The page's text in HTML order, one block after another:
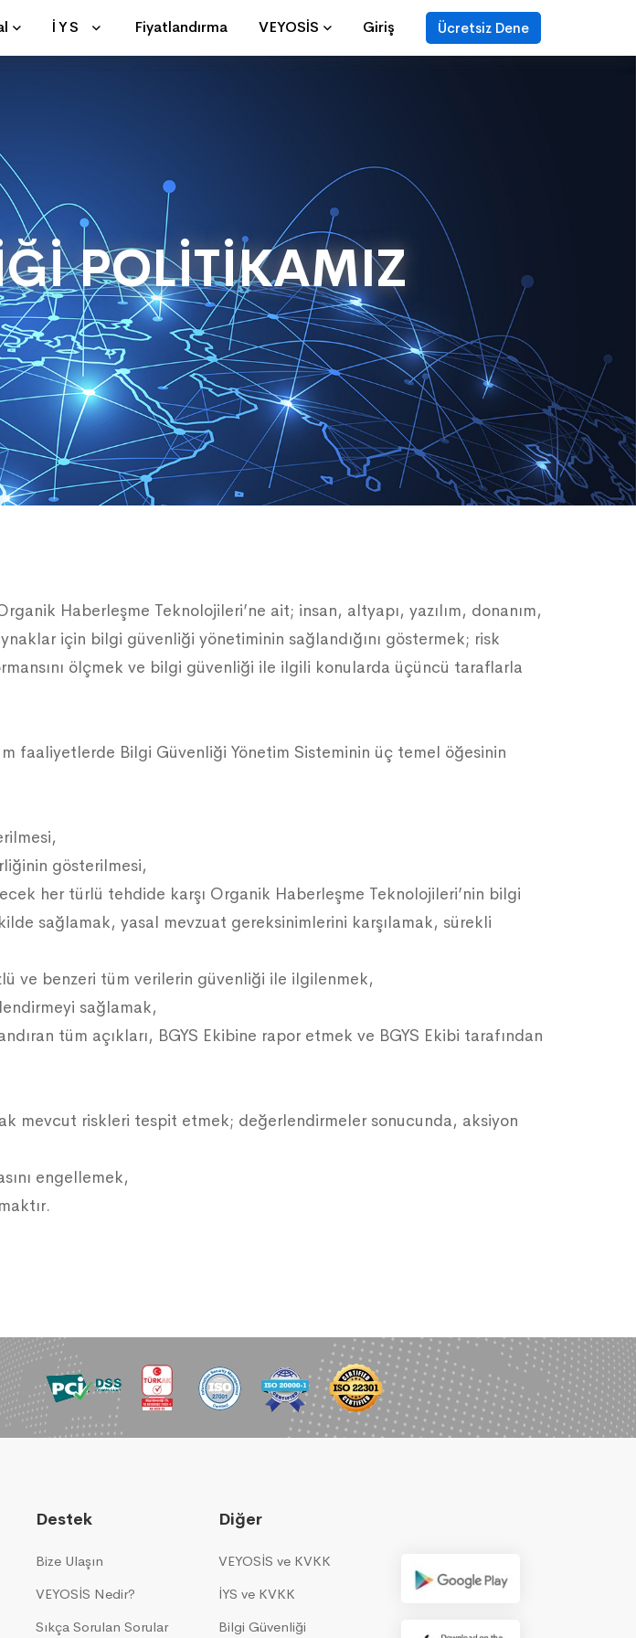
İYS Fiyatlandırma VEYOSİS Giriş Ücretsiz Dene
POLİTİKAMIZ
Haberleşme Teknolojileri’ne ait; insan, altyapı, yazılım, donanım,
için bilgi güvenliği yönetiminin sağlandığını göstermek; risk
ölçmek ve bilgi güvenliği ile ilgili konularda üçüncü taraflarla
faaliyetlerde Bilgi Güvenliği Yönetim Sisteminin üç temel öğesinin
gösterilmesi,
her türlü tehdide karşı Organik Haberleşme Teknolojileri’nin bilgi
sağlamak, yasal mevzuat gereksinimlerini karşılamak, sürekli
ve benzeri tüm verilerin güvenliği ile ilgilenmek,
sağlamak,
tüm açıkları, BGYS Ekibine rapor etmek ve BGYS Ekibi tarafından
mevcut riskleri tespit etmek; değerlendirmeler sonucunda, aksiyon
engellemek,
Destek
Bize Ulaşın
VEYOSİS Nedir?
Sıkça Sorulan Sorular
Diğer
VEYOSİS ve KVKK
İYS ve KVKK
Bilgi Güvenliği